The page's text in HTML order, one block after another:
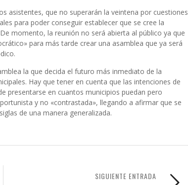
asistentes, que no superarán la veintena por cuestiones
para poder conseguir establecer que se cree la
momento, la reunión no será abierta al público ya que
para más tarde crear una asamblea que ya será
la que decida el futuro más inmediato de la
Hay que tener en cuenta que las intenciones de
presentarse en cuantos municipios puedan pero
y no «contrastada», llegando a afirmar que se
de una manera generalizada.
SIGUIENTE ENTRADA